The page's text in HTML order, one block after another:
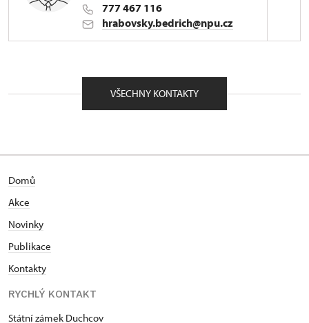
777 467 116
hrabovsky.bedrich@npu.cz
nám. Republiky 202/9, Duchcov 41901
VŠECHNY KONTAKTY
Domů
Akce
Novinky
Publikace
Kontakty
RYCHLÝ KONTAKT
Státní zámek Duchcov